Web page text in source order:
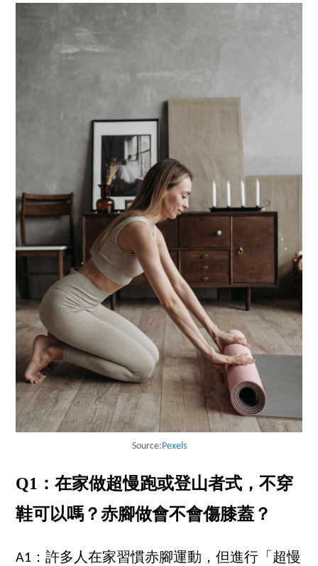
Source:Pexels
Q1：在家做超慢跑或登山者式，不穿
鞋可以嗎？赤腳做會不會傷膝蓋？
A1：許多人在家習慣赤腳運動，但進行「超慢